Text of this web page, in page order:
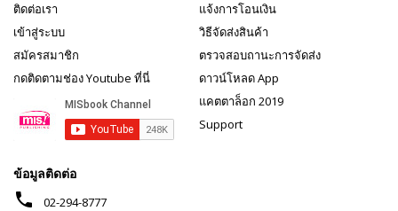
ติดต่อเรา
เข้าสู่ระบบ
สมัครสมาชิก
กดติดตามช่อง Youtube ที่นี่
แจ้งการโอนเงิน
วิธีจัดส่งสินค้า
ตรวจสอบถานะการจัดส่ง
ดาวน์โหลด App
แคตตาล็อก 2019
Support
ข้อมูลติดต่อ
phone 02-294-8777